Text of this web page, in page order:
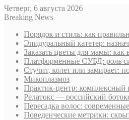
Четверг, 6 августа 2026
Breaking News
Порядок и стиль: как
Эпидуральный катетер:
Заказать цветы для мамы: как
Платформенные СУБД: роль
Стучит, колет или замирает:
Микоплазмоз
Практик-центр: комплексный
Релатокс — российский
Пересадка волос:
Поведенческие метрики: